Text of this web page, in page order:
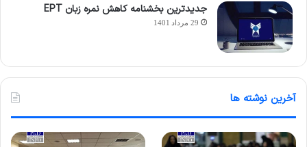
جدیدترین بخشنامه کاهش نمره زبان EPT
29 مرداد 1401
آخرین نوشته ها